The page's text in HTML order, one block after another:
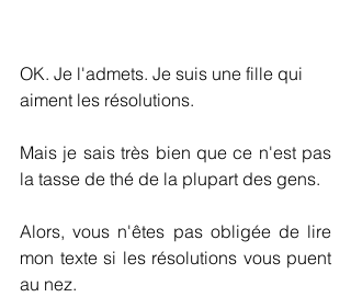
OK. Je l'admets. Je suis une fille qui
aiment les résolutions.
Mais je sais très bien que ce n'est pas
la tasse de thé de la plupart des gens.
Alors, vous n'êtes pas obligée de lire
mon texte si les résolutions vous puent
au nez.